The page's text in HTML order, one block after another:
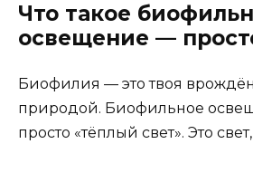
Что такое
освещение —
Биофилия — это твоя
природой. Биофильное
просто «тёплый свет». Это